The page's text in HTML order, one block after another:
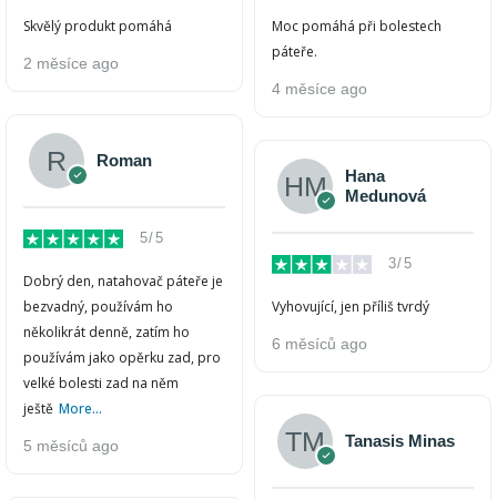
Skvělý produkt pomáhá
2 měsíce ago
Roman
5/5
Dobrý den, natahovač páteře je
bezvadný, používám ho
několikrát denně, zatím ho
používám jako opěrku zad, pro
velké bolesti zad na něm
ještě More...
5 měsíců ago
Moc pomáhá při bolestech
páteře.
4 měsíce ago
Hana
Medunová
3/5
Vyhovující, jen příliš tvrdý
6 měsíců ago
Tanasis Minas